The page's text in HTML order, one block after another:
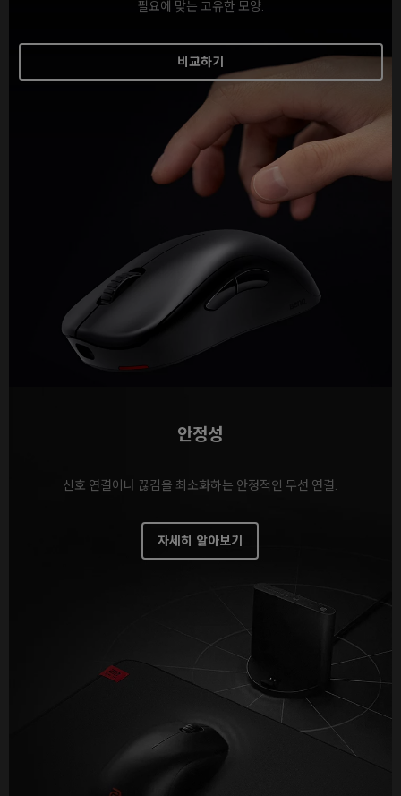
필요에 맞는 고유한 모양.
비교하기
안정성
신호 연결이나 끊김을 최소화하는 안정적인 무선 연결.
자세히 알아보기